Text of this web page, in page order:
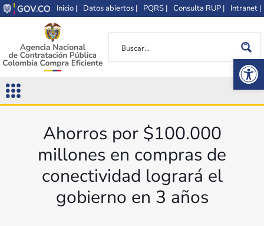
Inicio | Datos abiertos | PQRS | Consulta RUP | Intranet |
Ahorros por $100.000
millones en compras de
conectividad logrará el
gobierno en 3 años